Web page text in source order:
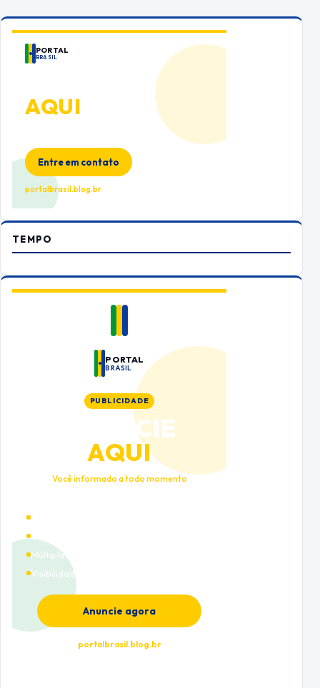
PORTAL
BRASIL
AQUI
Entre em contato
portalbrasil.blog.br
TEMPO
PORTAL
BRASIL
PUBLICIDADE
ANUNCIE
AQUI
Você informado a todo momento
Múltiplas categorias
Visibilidade premium
Anuncie agora
portalbrasil.blog.br